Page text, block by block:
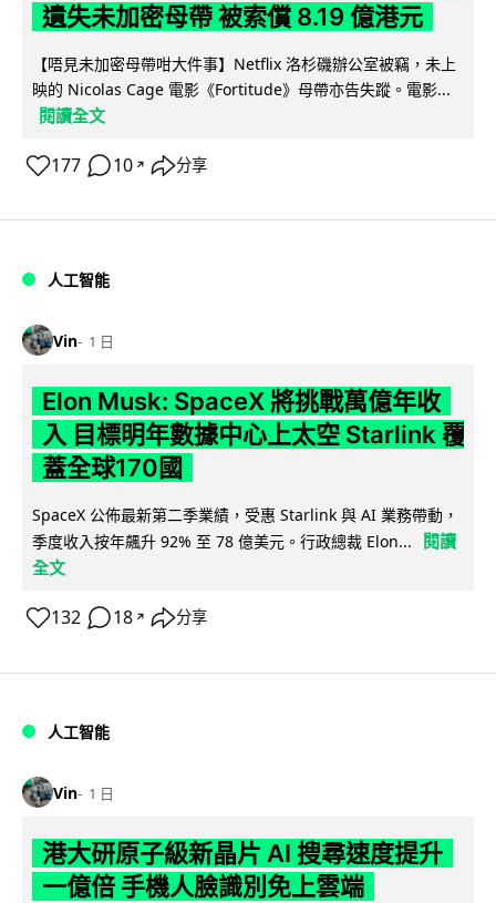
遺失未加密母帶 被索償 8.19 億港元
【唔見未加密母帶咁大件事】Netflix 洛杉磯辦公室被竊，未上
映的 Nicolas Cage 電影《Fortitude》母帶亦告失蹤。電影...
閱讀全文
177 10 ↗ 分享
人工智能
Vin 1 日
Elon Musk: SpaceX 將挑戰萬億年收
入 目標明年數據中心上太空 Starlink 覆
蓋全球170國
SpaceX 公佈最新第二季業績，受惠 Starlink 與 AI 業務帶動，
季度收入按年飆升 92% 至 78 億美元。行政總裁 Elon...
閱讀
全文
132 18 ↗ 分享
人工智能
Vin 1 日
港大研原子級新晶片 AI 搜尋速度提升
一億倍 手機人臉識別免上雲端